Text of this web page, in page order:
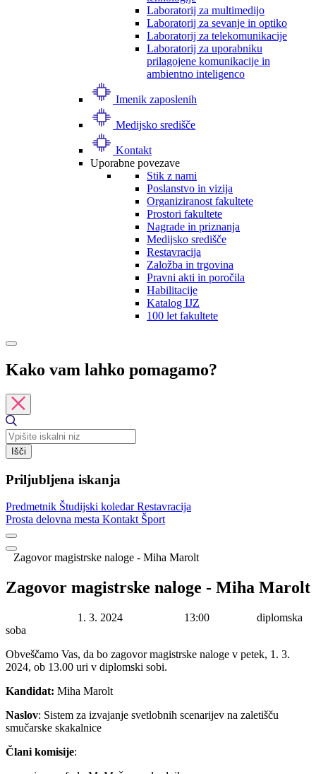
Laboratorij za multimedijo
Laboratorij za sevanje in optiko
Laboratorij za telekomunikacije
Laboratorij za uporabniku
prilagojene komunikacije in
ambientno inteligenco
Imenik zaposlenih
Medijsko središče
Kontakt
Uporabne povezave
Stik z nami
Poslanstvo in vizija
Organiziranost fakultete
Prostori fakultete
Nagrade in priznanja
Medijsko središče
Restavracija
Založba in trgovina
Pravni akti in poročila
Habilitacije
Katalog IJZ
100 let fakultete
Kako vam lahko pomagamo?
Išči
Priljubljena iskanja
Predmetnik Študijski koledarRestavracija
Prosta delovna mesta Kontakt Šport
Zagovor magistrske naloge - Miha Marolt
Zagovor magistrske naloge - Miha Marolt
1. 3. 2024 13:00
diplomska
soba
Obveščamo Vas, da bo zagovor magistrske naloge v petek, 1. 3.
2024, ob 13.00 uri v diplomski sobi.
Kandidat: Miha Marolt
Naslov: Sistem za izvajanje svetlobnih scenarijev na zaletišču
smučarske skakalnice
Člani komisije: